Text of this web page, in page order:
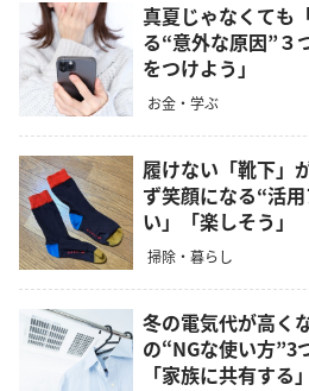
真夏じゃなくても
る“意外な原因”３
をつけよう」
お金・学ぶ
履けない「靴下」
ず笑顔になる“活
い」「楽しそう」
掃除・暮らし
冬の電気代が高く
の“NGな使い方”3
「家族に共有する」